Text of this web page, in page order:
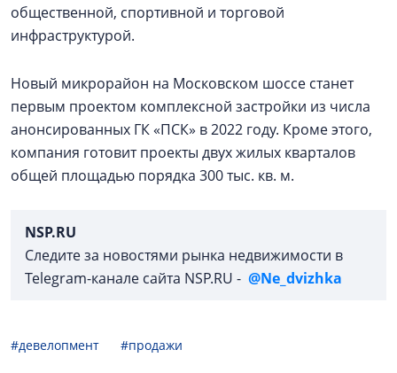
общественной, спортивной и торговой
инфраструктурой.
Новый микрорайон на Московском шоссе станет
первым проектом комплексной застройки из числа
анонсированных ГК «ПСК» в 2022 году. Кроме этого,
компания готовит проекты двух жилых кварталов
общей площадью порядка 300 тыс. кв. м.
NSP.RU
Следите за новостями рынка недвижимости в
Telegram-канале сайта NSP.RU - @Ne_dvizhka
#девелопмент
#продажи